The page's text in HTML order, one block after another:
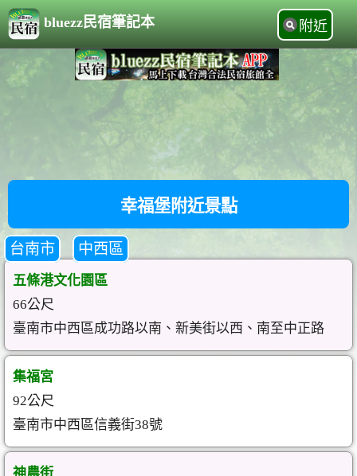
bluezz民宿筆記本 附近
幸福堡附近景點
台南市 中西區
五條港文化園區
66公尺
臺南市中西區成功路以南、新美街以西、南至中正路
集福宮
92公尺
臺南市中西區信義街38號